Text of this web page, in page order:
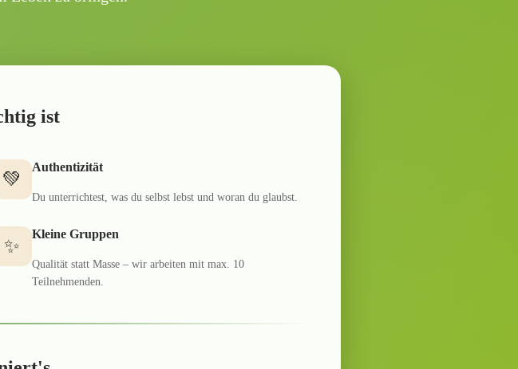
ist
💚
Authentizität
Du unterrichtest, was du selbst lebst und woran du glaubst.
✨
Kleine Gruppen
Qualität statt Masse – wir arbeiten mit max. 10
Teilnehmenden.
Zur Kursübersicht
→ Jetzt Platz sichern